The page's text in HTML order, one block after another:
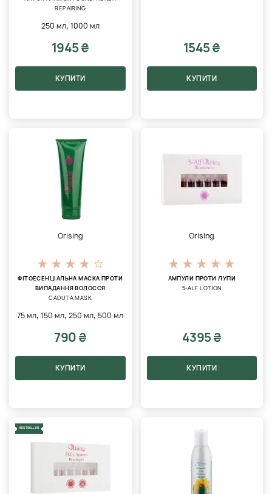
REPAIRING
250 мл, 1000 мл
1945 ₴
КУПИТИ
1545 ₴
КУПИТИ
Orising
ФІТОЕСЕНЦІАЛЬНА МАСКА ПРОТИ
ВИПАДАННЯ ВОЛОССЯ
CADUTA MASK
75 мл,150 мл,250 мл, 500 мл
790 ₴
КУПИТИ
Orising
АМПУЛИ ПРОТИ ЛУПИ
5-ALF LOTION
4395 ₴
КУПИТИ
BESTSELLER